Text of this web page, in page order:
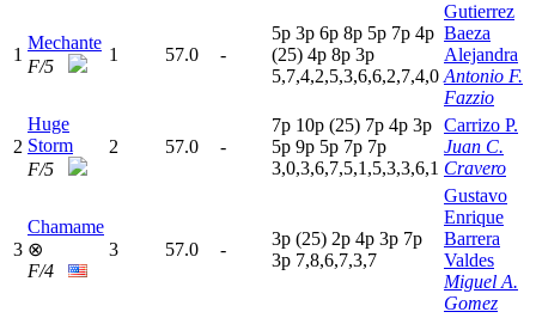
1
Mechante
F/5
1 57.0 -
5p 3p 6p 8p 5p 7p 4p
(25) 4p 8p 3p
5,7,4,2,5,3,6,6,2,7,4,0
Gutierrez
Baeza
Alejandra
Antonio F.
Fazzio
2
Huge
Storm
F/5
2 57.0 -
7p 10p (25) 7p 4p 3p
5p 9p 5p 7p 7p
3,0,3,6,7,5,1,5,3,3,6,1
Carrizo P.
Juan C.
Cravero
3
Chamame
⊗
F/4
3 57.0 -
3p (25) 2p 4p 3p 7p
3p 7,8,6,7,3,7
Gustavo
Enrique
Barrera
Valdes
Miguel A.
Gomez